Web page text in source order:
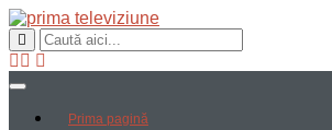
Prima pagină